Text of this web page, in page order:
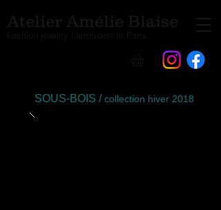
Atelier Amélie Blaise
SOUS-BOIS /collection hiver 2018